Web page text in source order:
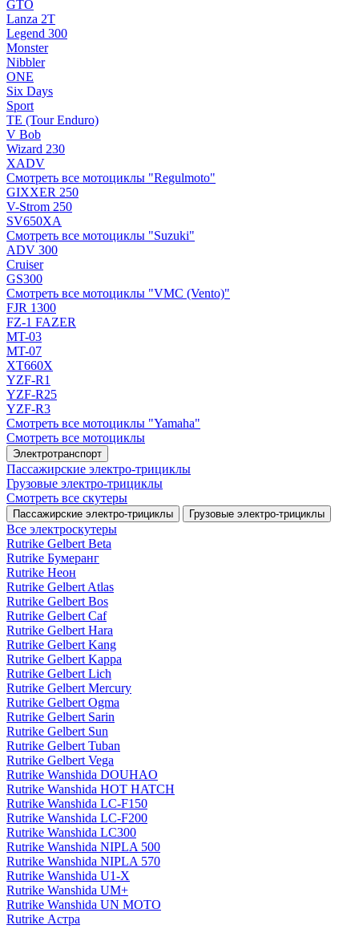
GTO
Lanza 2T
Legend 300
Monster
Nibbler
ONE
Six Days
Sport
TE (Tour Enduro)
V Bob
Wizard 230
XADV
Смотреть все мотоциклы "Regulmoto"
GIXXER 250
V-Strom 250
SV650XA
Смотреть все мотоциклы "Suzuki"
ADV 300
Cruiser
GS300
Смотреть все мотоциклы "VMC (Vento)"
FJR 1300
FZ-1 FAZER
MT-03
MT-07
XT660X
YZF-R1
YZF-R25
YZF-R3
Смотреть все мотоциклы "Yamaha"
Смотреть все мотоциклы
Электротранспорт
Пассажирские электро‑трициклы
Грузовые электро‑трициклы
Смотреть все скутеры
Пассажирские электро‑трициклы Грузовые электро‑трициклы
Все электро­скутеры
Rutrike Gelbert Beta
Rutrike Бумеранг
Rutrike Неон
Rutrike Gelbert Atlas
Rutrike Gelbert Bos
Rutrike Gelbert Caf
Rutrike Gelbert Hara
Rutrike Gelbert Kang
Rutrike Gelbert Kappa
Rutrike Gelbert Lich
Rutrike Gelbert Mercury
Rutrike Gelbert Ogma
Rutrike Gelbert Sarin
Rutrike Gelbert Sun
Rutrike Gelbert Tuban
Rutrike Gelbert Vega
Rutrike Wanshida DOUHAO
Rutrike Wanshida HOT HATCH
Rutrike Wanshida LC-F150
Rutrike Wanshida LC-F200
Rutrike Wanshida LC300
Rutrike Wanshida NIPLA 500
Rutrike Wanshida NIPLA 570
Rutrike Wanshida U1-X
Rutrike Wanshida UM+
Rutrike Wanshida UN MOTO
Rutrike Астра